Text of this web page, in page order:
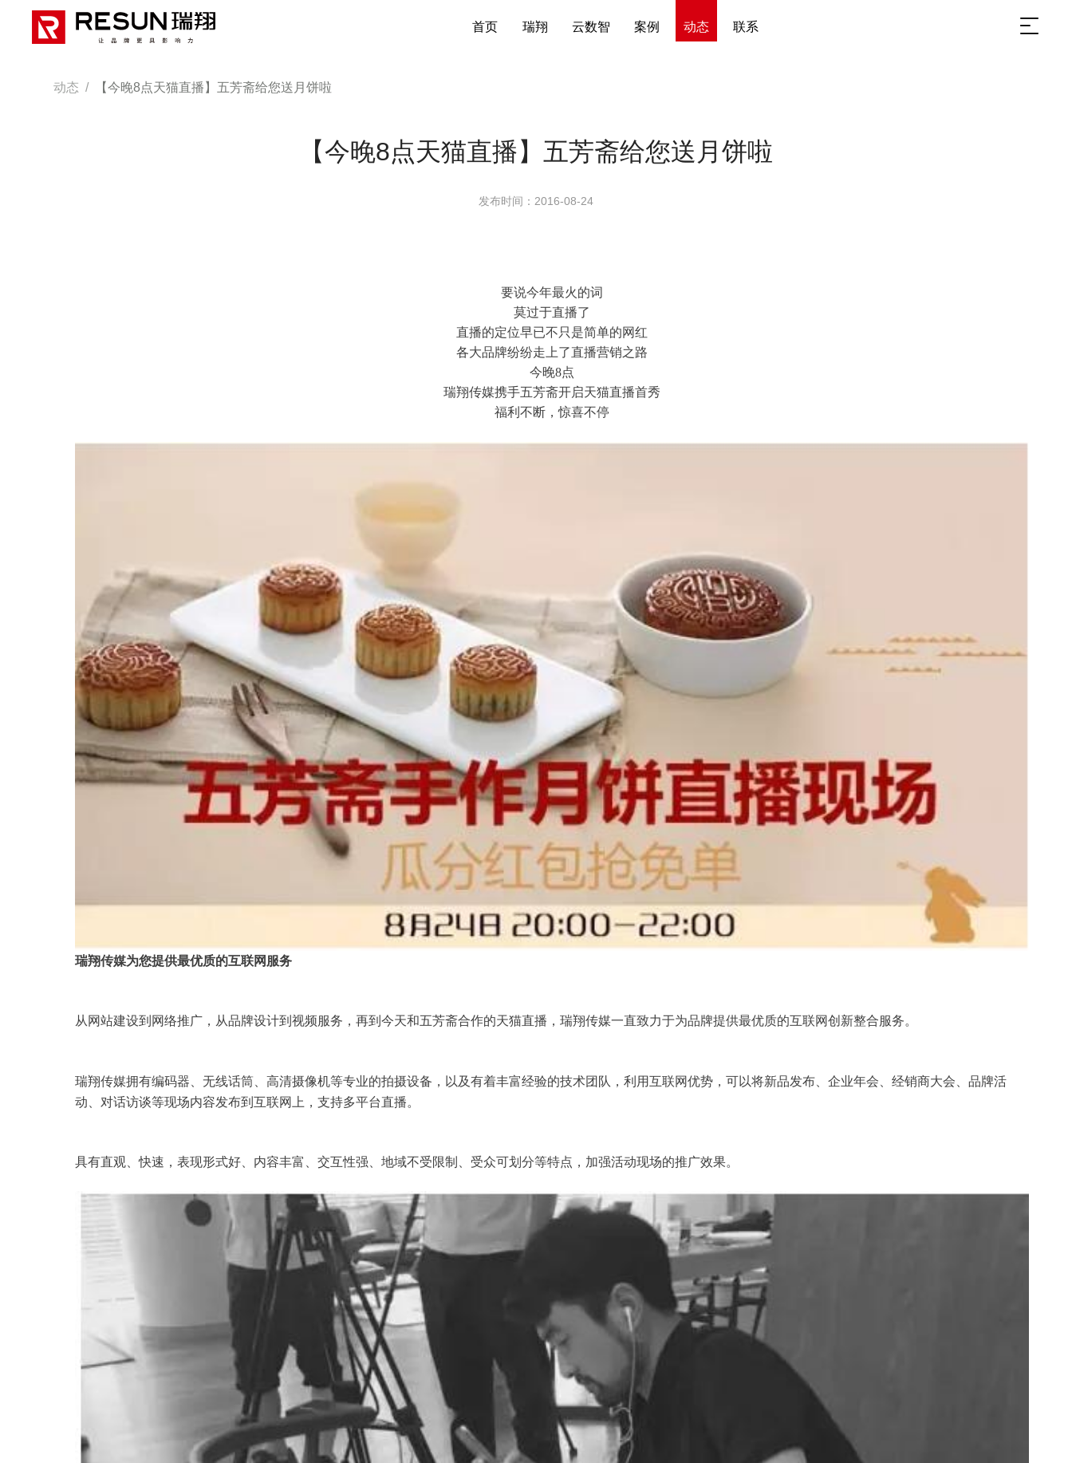
首页 瑞翔 云数智 案例 动态 联系
动态 / 【今晚8点天猫直播】五芳斋给您送月饼啦
【今晚8点天猫直播】五芳斋给您送月饼啦
发布时间：2016-08-24
要说今年最火的词
莫过于直播了
直播的定位早已不只是简单的网红
各大品牌纷纷走上了直播营销之路
今晚8点
瑞翔传媒携手五芳斋开启天猫直播首秀
福利不断，惊喜不停
瑞翔传媒为您提供最优质的互联网服务
从网站建设到网络推广，从品牌设计到视频服务，再到今天和五芳斋合作的天猫直播，瑞翔传媒一直致力于为品牌提供最优质的互联网创新整合服务。
瑞翔传媒拥有编码器、无线话筒、高清摄像机等专业的拍摄设备，以及有着丰富经验的技术团队，利用互联网优势， 可以将新品发布、企业年会、经销商大会、品牌活
动、对话访谈等现场内容发布到互联网上，支持多平台直播。
具有直观、快速，表现形式好、内容丰富、交互性强、地域不受限制、受众可划分等特点，加强活动现场的推广效果。